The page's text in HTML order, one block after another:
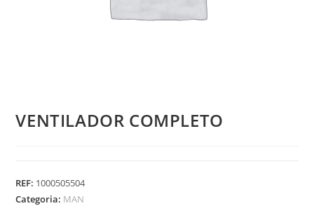
VENTILADOR COMPLETO
REF: 1000505504
Categoria: MAN